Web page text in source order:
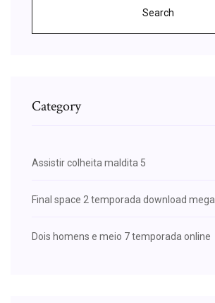
Search
Category
Assistir colheita maldita 5
Final space 2 temporada download mega
Dois homens e meio 7 temporada online